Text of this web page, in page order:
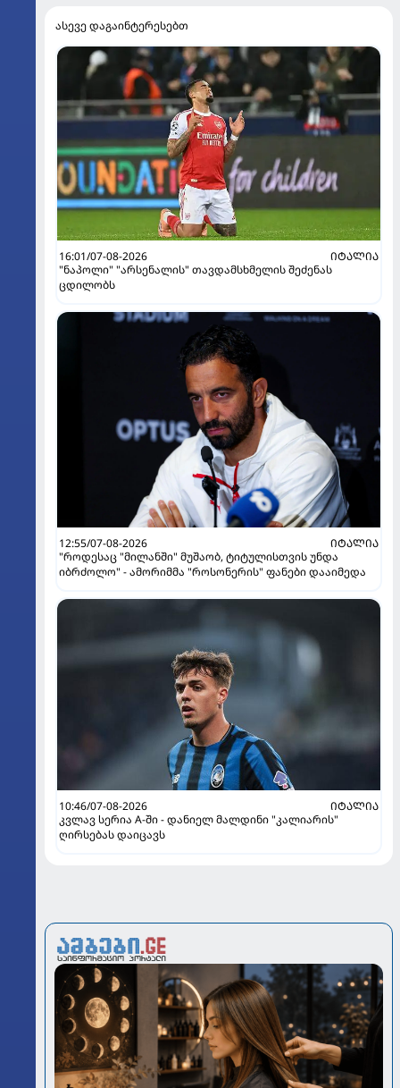
ასევე დაგაინტერესებთ
16:01/07-08-2026
ᲘᲢᲐᲚᲘᲐ
"ნაპოლი" "არსენალის" თავდამსხმელის შეძენას
ცდილობს
12:55/07-08-2026
ᲘᲢᲐᲚᲘᲐ
"როდესაც "მილანში" მუშაობ, ტიტულისთვის უნდა
იბრძოლო" - ამორიმმა "როსონერის" ფანები დააიმედა
10:46/07-08-2026
ᲘᲢᲐᲚᲘᲐ
კვლავ სერია A-ში - დანიელ მალდინი "კალიარის"
ღირსებას დაიცავს